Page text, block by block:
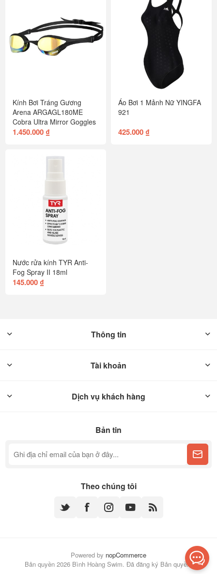
Kính Bơi Tráng Gương
Arena ARGAGL180ME
Cobra Ultra Mirror Goggles
1.450.000 ₫
Áo Bơi 1 Mảnh Nữ YINGFA
921
425.000 ₫
Nước rửa kính TYR Anti-
Fog Spray II 18ml
145.000 ₫
Thông tin
Tài khoản
Dịch vụ khách hàng
Bản tin
Theo chúng tôi
Powered by nopCommerce
Bản quyền 2026 Bình Hoàng Swim. Đã đăng ký Bản quyền.